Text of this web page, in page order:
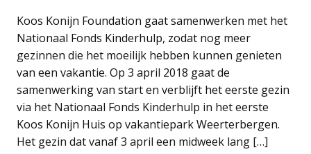
Koos Konijn Foundation gaat samenwerken met het
Nationaal Fonds Kinderhulp, zodat nog meer
gezinnen die het moeilijk hebben kunnen genieten
van een vakantie. Op 3 april 2018 gaat de
samenwerking van start en verblijft het eerste gezin
via het Nationaal Fonds Kinderhulp in het eerste
Koos Konijn Huis op vakantiepark Weerterbergen.
Het gezin dat vanaf 3 april een midweek lang […]